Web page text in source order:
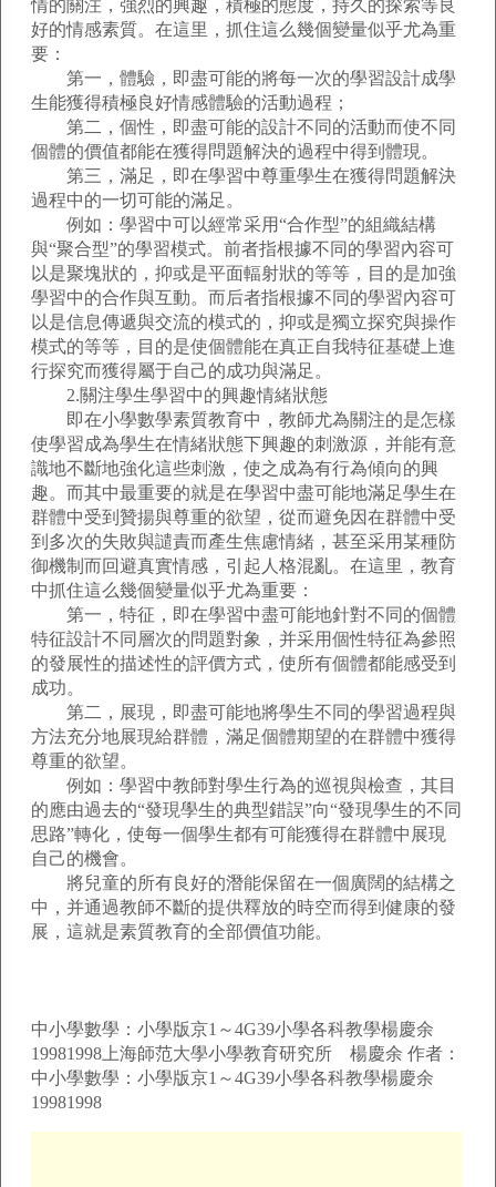
情的關注，強烈的興趣，積極的態度，持久的探索等良
好的情感素質。在這里，抓住這么幾個變量似乎尤為重
要：
第一，體驗，即盡可能的將每一次的學習設計成學
生能獲得積極良好情感體驗的活動過程；
第二，個性，即盡可能的設計不同的活動而使不同
個體的價值都能在獲得問題解決的過程中得到體現。
第三，滿足，即在學習中尊重學生在獲得問題解決
過程中的一切可能的滿足。
例如：學習中可以經常采用“合作型”的組織結構
與“聚合型”的學習模式。前者指根據不同的學習內容可
以是聚塊狀的，抑或是平面輻射狀的等等，目的是加強
學習中的合作與互動。而后者指根據不同的學習內容可
以是信息傳遞與交流的模式的，抑或是獨立探究與操作
模式的等等，目的是使個體能在真正自我特征基礎上進
行探究而獲得屬于自己的成功與滿足。
2.關注學生學習中的興趣情緒狀態
即在小學數學素質教育中，教師尤為關注的是怎樣
使學習成為學生在情緒狀態下興趣的刺激源，并能有意
識地不斷地強化這些刺激，使之成為有行為傾向的興
趣。而其中最重要的就是在學習中盡可能地滿足學生在
群體中受到贊揚與尊重的欲望，從而避免因在群體中受
到多次的失敗與譴責而產生焦慮情緒，甚至采用某種防
御機制而回避真實情感，引起人格混亂。在這里，教育
中抓住這么幾個變量似乎尤為重要：
第一，特征，即在學習中盡可能地針對不同的個體
特征設計不同層次的問題對象，并采用個性特征為參照
的發展性的描述性的評價方式，使所有個體都能感受到
成功。
第二，展現，即盡可能地將學生不同的學習過程與
方法充分地展現給群體，滿足個體期望的在群體中獲得
尊重的欲望。
例如：學習中教師對學生行為的巡視與檢查，其目
的應由過去的“發現學生的典型錯誤”向“發現學生的不同
思路”轉化，使每一個學生都有可能獲得在群體中展現
自己的機會。
將兒童的所有良好的潛能保留在一個廣闊的結構之
中，并通過教師不斷的提供釋放的時空而得到健康的發
展，這就是素質教育的全部價值功能。
中小學數學：小學版京1～4G39小學各科教學楊慶余
19981998上海師范大學小學教育研究所 楊慶余 作者：
中小學數學：小學版京1～4G39小學各科教學楊慶余
19981998